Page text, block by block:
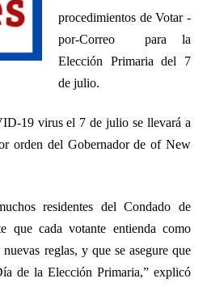
procedimientos de Votar -
por-Correo para la
Elección Primaria del 7
de julio.
19 virus el 7 de julio se llevará a
orden del Gobernador de of New
residentes del Condado de
que cada votante entienda como
reglas, y que se asegure que
de la Elección Primaria,” explicó